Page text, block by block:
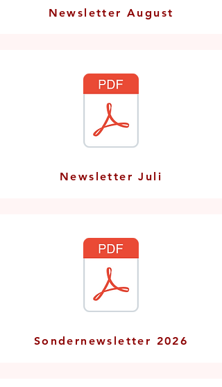
Newsletter August
Newsletter Juli
Sondernewsletter 2026